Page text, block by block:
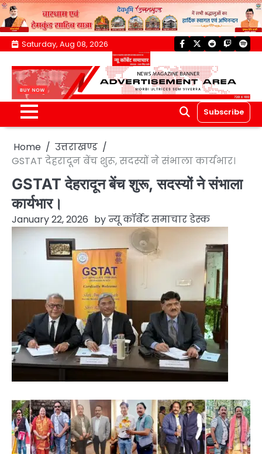
Skip
content
Saturday, Aug 08, 2026 facebook
twitterreddittwitch
Subscribe
Home
उत्तराखण्ड
GSTAT देहरादून बेंच शुरू, सदस्यों ने संभाला कार्यभार।
GSTAT देहरादून बेंच शुरू, सदस्यों ने संभाला
कार्यभार।
January 22, 2026 byन्यू कॉर्बेट समाचार डेस्क